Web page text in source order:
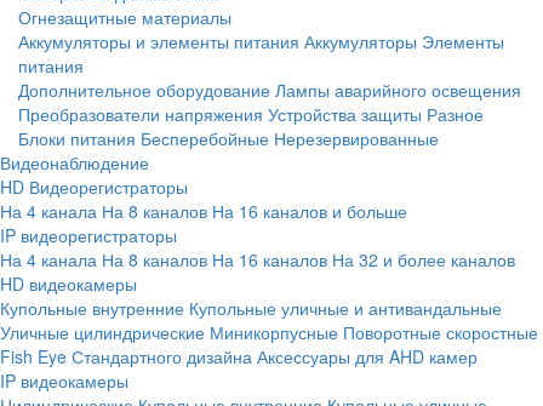
Огнезащитные материалы
Аккумуляторы и элементы питания Аккумуляторы Элементы
питания
Дополнительное оборудование Лампы аварийного освещения
Преобразователи напряжения Устройства защиты Разное
Блоки питания Бесперебойные Нерезервированные
Видеонаблюдение
HD Видеорегистраторы
На 4 канала На 8 каналов На 16 каналов и больше
IP видеорегистраторы
На 4 канала На 8 каналов На 16 каналов На 32 и более каналов
HD видеокамеры
Купольные внутренние Купольные уличные и антивандальные
Уличные цилиндрические Миникорпусные Поворотные скоростные
Fish Eye Стандартного дизайна Аксессуары для AHD камер
IP видеокамеры